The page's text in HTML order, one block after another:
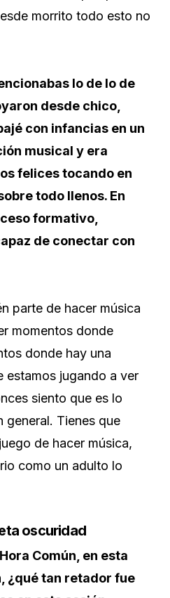
morrito todo esto no
lo de lo de
desde chico,
con infancias en un
musical y era
felices tocando en
todo llenos. En
formativo,
de conectar con
parte de hacer música
momentos donde
donde hay una
estamos jugando a ver
siento que es lo
general. Tienes que
de hacer música,
como un adulto lo
oscuridad
Común, en esta
¿qué tan retador fue